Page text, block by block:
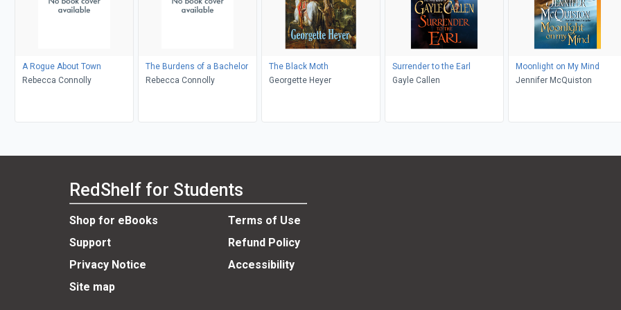
A Rogue About Town
Rebecca Connolly
The Burdens of a Bachelor
Rebecca Connolly
The Black Moth
Georgette Heyer
Surrender to the Earl
Gayle Callen
Moonlight on My Mind
Jennifer McQuiston
RedShelf for Students
Shop for eBooks
Terms of Use
Support
Refund Policy
Privacy Notice
Accessibility
Site map